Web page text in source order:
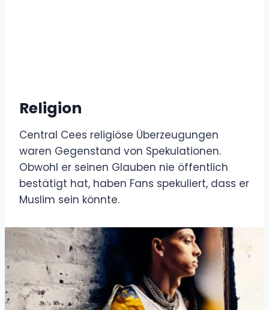
Religion
Central Cees religiöse Überzeugungen
waren Gegenstand von Spekulationen.
Obwohl er seinen Glauben nie öffentlich
bestätigt hat, haben Fans spekuliert, dass er
Muslim sein könnte.